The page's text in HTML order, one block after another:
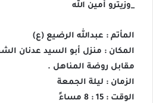
_وزيترو أمين الله
المأتم : عبدالله الرضيع (ع)
المكان : منزل أبو السيد عدنان
مقابل روضة المناهل .
الزمان : ليلة الجمعة
الوقت : 15 : 8 مساءً